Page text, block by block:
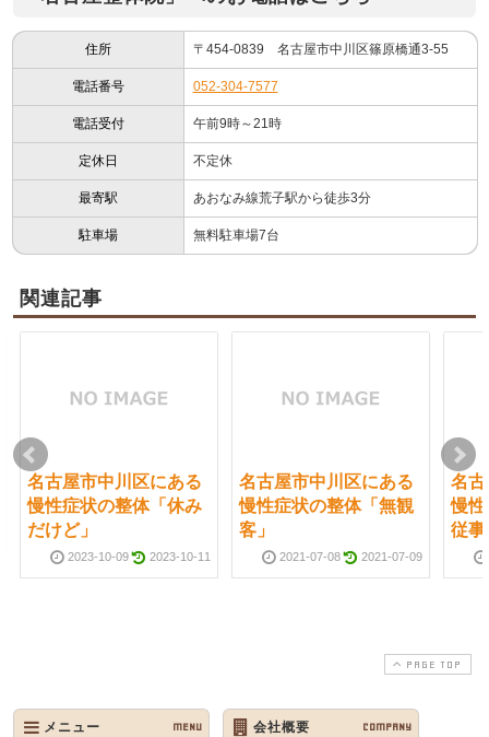
住所 〒454-0839 名古屋市中川区篠原橋通3-55
電話番号 052-304-7577
電話受付 午前9時～21時
定休日 不定休
最寄駅 あおなみ線荒子駅から徒歩3分
駐車場 無料駐車場7台
関連記事
名古屋市中川区にある
慢性症状の整体「休み
だけど」
2023-10-09 2023-10-11
名古屋市中川区にある
慢性症状の整体「無観
客」
2021-07-08 2021-07-09
名
慢
従
PAGE TOP
メニュー MENU 会社概要 COMPANY